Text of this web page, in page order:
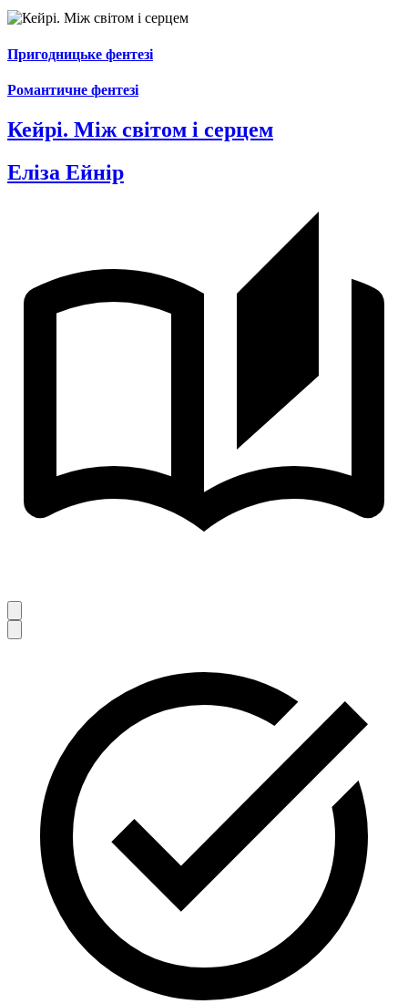
Пригодницьке фентезі
Романтичне фентезі
Кейрі. Між світом і серцем
Еліза Ейнір